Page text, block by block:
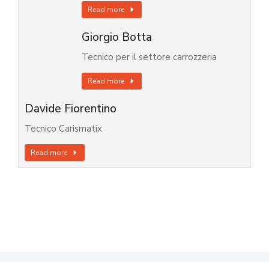
Read more
Giorgio Botta
Tecnico per il settore carrozzeria
Read more
Davide Fiorentino
Tecnico Carismatix
Read more